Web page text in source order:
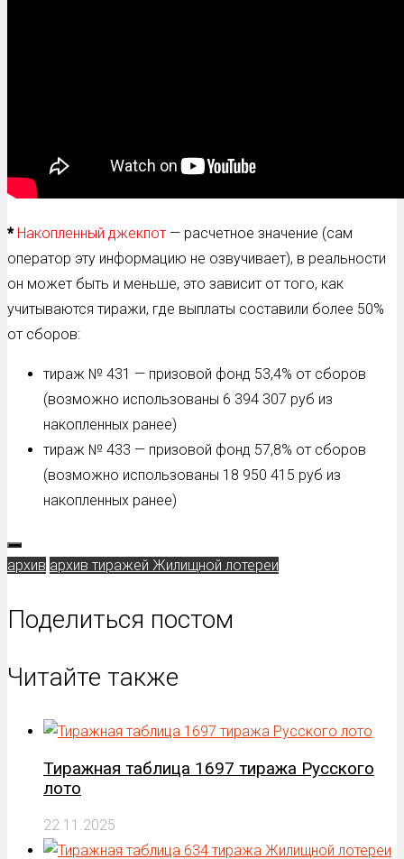
* Накопленный джекпот — расчетное значение (сам
оператор эту информацию не озвучивает), в реальности
он может быть и меньше, это зависит от того, как
учитываются тиражи, где выплаты составили более 50%
от сборов:
тираж № 431 — призовой фонд 53,4% от сборов
(возможно использованы 6 394 307 руб из
накопленных ранее)
тираж № 433 — призовой фонд 57,8% от сборов
(возможно использованы 18 950 415 руб из
накопленных ранее)
архив архив тиражей Жилищной лотереи
Поделиться постом
Читайте также
Тиражная таблица 1697 тиража Русского
лото
22.11.2025